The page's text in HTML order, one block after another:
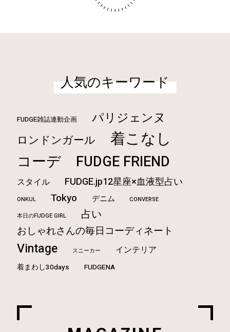
人気のキーワード
FUDGE雑誌連動企画 パリジェンヌ
ロンドンガール 着こなし
コーデ FUDGE FRIEND
スタイル FUDGE.jp12星座×血液型占い
ONKUL Tokyo デニム
CONVERSE
本日のFUDGE GIRL
占い
おしゃれさんの毎日コーディネート
Vintage スニーカー インテリア
着まわし30days FUDGENA